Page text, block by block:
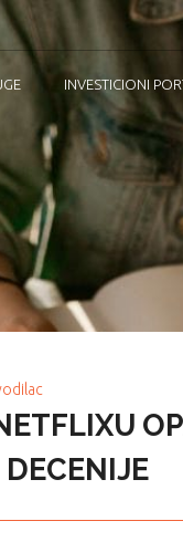
INVESTICIONI